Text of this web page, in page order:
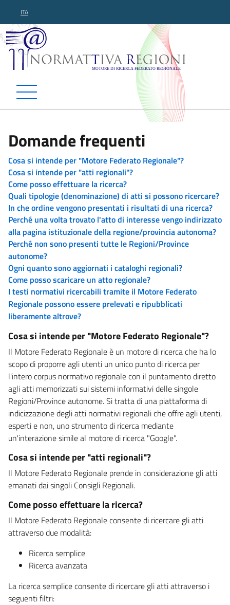
ITA
Normattiva Regioni -
Domande frequenti
Cosa si intende per "Motore Federato Regionale"?
Cosa si intende per "atti regionali"?
Come posso effettuare la ricerca?
Quali tipologie (denominazione) di atti si possono ricercare?
In che ordine vengono presentati i risultati di una ricerca?
Perché una volta trovato l'atto di interesse vengo indirizzato
alla pagina istituzionale della regione/provincia autonoma?
Perché non sono presenti tutte le Regioni/Province
autonome?
Ogni quanto sono aggiornati i cataloghi regionali?
Come posso scaricare un atto regionale?
I testi normativi ricercabili tramite il Motore Federato
Regionale possono essere prelevati e ripubblicati
liberamente altrove?
Cosa si intende per "Motore Federato Regionale"?
Il Motore Federato Regionale è un motore di ricerca che ha lo
scopo di proporre agli utenti un unico punto di ricerca per
l'intero corpus normativo regionale con il puntamento diretto
agli atti memorizzati sui sistemi informativi delle singole
Regioni/Province autonome. Si tratta di una piattaforma di
indicizzazione degli atti normativi regionali che offre agli utenti,
esperti e non, uno strumento di ricerca mediante
un'interazione simile al motore di ricerca "Google".
Cosa si intende per "atti regionali"?
Il Motore Federato Regionale prende in considerazione gli atti
emanati dai singoli Consigli Regionali.
Come posso effettuare la ricerca?
Il Motore Federato Regionale consente di ricercare gli atti
attraverso due modalità:
Ricerca semplice
Ricerca avanzata
La ricerca semplice consente di ricercare gli atti attraverso i
seguenti filtri: